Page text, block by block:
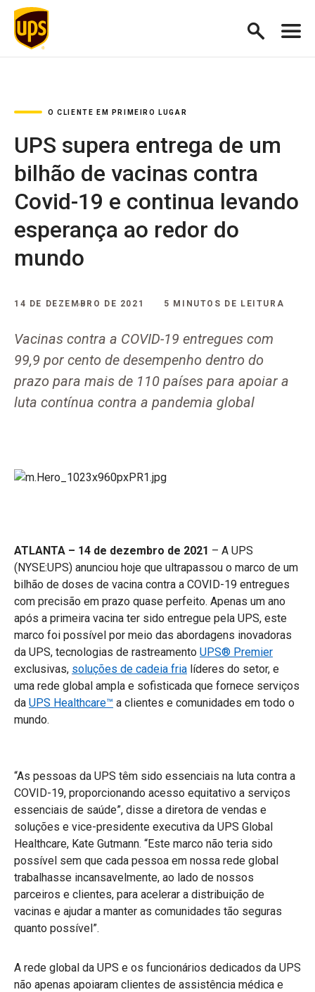
O CLIENTE EM PRIMEIRO LUGAR
UPS supera entrega de um
bilhão de vacinas contra
Covid-19 e continua levando
esperança ao redor do
mundo
14 DE DEZEMBRO DE 2021 5 MINUTOS DE LEITURA
Vacinas contra a COVID-19 entregues com
99,9 por cento de desempenho dentro do
prazo para mais de 110 países para apoiar a
luta contínua contra a pandemia global
ATLANTA – 14 de dezembro de 2021 – A UPS
(NYSE:UPS) anunciou hoje que ultrapassou o marco de um
bilhão de doses de vacina contra a COVID-19 entregues
com precisão em prazo quase perfeito. Apenas um ano
após a primeira vacina ter sido entregue pela UPS, este
marco foi possível por meio das abordagens inovadoras
da UPS, tecnologias de rastreamento UPS® Premier
exclusivas, soluções de cadeia fria líderes do setor, e
uma rede global ampla e sofisticada que fornece serviços
da UPS Healthcare™ a clientes e comunidades em todo o
mundo.
“As pessoas da UPS têm sido essenciais na luta contra a
COVID-19, proporcionando acesso equitativo a serviços
essenciais de saúde”, disse a diretora de vendas e
soluções e vice-presidente executiva da UPS Global
Healthcare, Kate Gutmann. “Este marco não teria sido
possível sem que cada pessoa em nossa rede global
trabalhasse incansavelmente, ao lado de nossos
parceiros e clientes, para acelerar a distribuição de
vacinas e ajudar a manter as comunidades tão seguras
quanto possível”.
A rede global da UPS e os funcionários dedicados da UPS
não apenas apoiaram clientes de assistência médica e